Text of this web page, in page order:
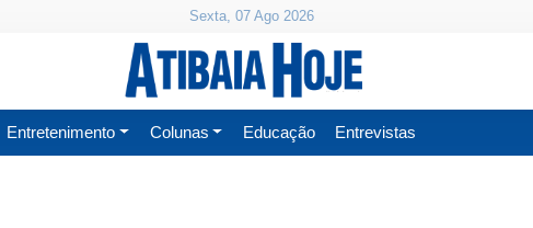
Sexta, 07 Ago 2026
Entretenimento Colunas Educação Entrevistas